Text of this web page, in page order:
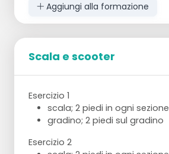
Aggiungi alla formazione
Scala e scooter
Esercizio 1
scala; 2 piedi in ogni sezione
gradino; 2 piedi sul gradino
Esercizio 2